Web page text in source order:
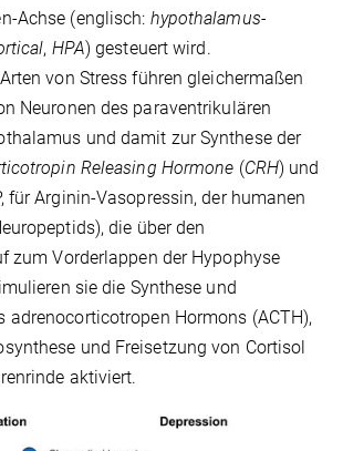
Achse (englisch: hypothalamus-
, HPA) gesteuert wird.
von Stress führen gleichermaßen
Neuronen des paraventrikulären
und damit zur Synthese der
Releasing Hormone (CRH) und
für Arginin-Vasopressin, der humanen
die über den
zum Vorderlappen der Hypophyse
sie die Synthese und
adrenocorticotropen Hormons (ACTH),
und Freisetzung von Cortisol
aktiviert.